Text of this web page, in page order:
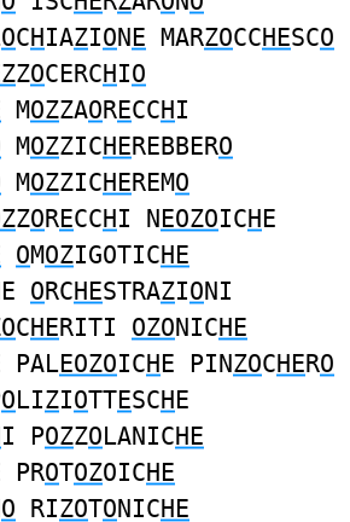
OCHIAZIONE MARZOCCHESCO
ZOCERCHIO
MOZZAORECCHI
MOZZICHEREBBERO
MOZZICHEREMO
ZORECCHI NEOZOICHE
OMOZIGOTICHE
ORCHESTRAZIONI
CHERITI OZONICHE
PALEOZOICHE PINZOCHERO
OLIZIOTTESCHE
I POZZOLANICHE
PROTOZOICHE
O RIZOTONICHE